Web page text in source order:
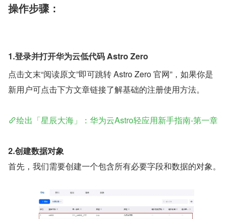
操作步骤：
1.登录并打开华为云低代码 Astro Zero
点击文末“阅读原文”即可跳转 Astro Zero 官网”，如果你是
新用户可点击下方文章链接了解基础的注册使用方法。
绘出「星辰大海」：华为云Astro轻应用新手指南-第一章
2.创建数据对象
首先，我们需要创建一个包含所有必要字段和数据的对象。